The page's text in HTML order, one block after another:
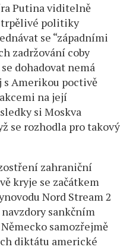
Putina viditelně
trpělivé politiky
se “západními
zadržování coby
dohadovat nemá
s Amerikou poctivě
na její
si Moskva
se rozhodla pro takový
zahraniční
kryje se začátkem
Nord Stream 2
sankčním
samozřejmě
diktátu americké